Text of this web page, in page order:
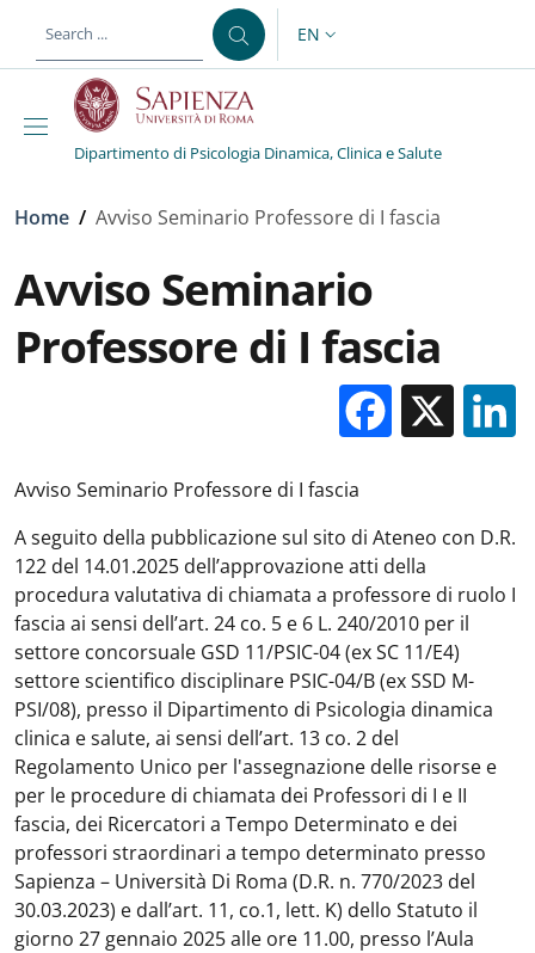
LANGUAGE SWITCHER:
EN
Dipartimento di Psicologia Dinamica, Clinica e Salute
Breadcrumb
Home / Avviso Seminario Professore di I fascia
Avviso Seminario
Professore di I fascia
X
Avviso Seminario Professore di I fascia
A seguito della pubblicazione sul sito di Ateneo con D.R.
122 del 14.01.2025 dell’approvazione atti della
procedura valutativa di chiamata a professore di ruolo I
fascia ai sensi dell’art. 24 co. 5 e 6 L. 240/2010 per il
settore concorsuale GSD 11/PSIC-04 (ex SC 11/E4)
settore scientifico disciplinare PSIC-04/B (ex SSD M-
PSI/08), presso il Dipartimento di Psicologia dinamica
clinica e salute, ai sensi dell’art. 13 co. 2 del
Regolamento Unico per l'assegnazione delle risorse e
per le procedure di chiamata dei Professori di I e II
fascia, dei Ricercatori a Tempo Determinato e dei
professori straordinari a tempo determinato presso
Sapienza – Università Di Roma (D.R. n. 770/2023 del
30.03.2023) e dall’art. 11, co.1, lett. K) dello Statuto il
giorno 27 gennaio 2025 alle ore 11.00, presso l’Aula